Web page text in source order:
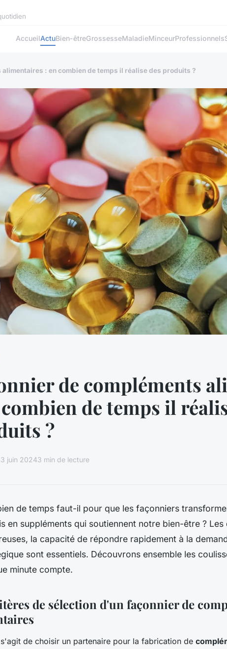
AccueilActuBien-êtreGrossesseMaladieMinceurProfessionnels
alimentaires : en combien de temps il réalise des produits ?
de compléments
de temps il
?
3 juin 20243 min de lecture
de temps faut-il pour que les façonniers
en suppléments qui soutiennent notre bien-être ?
la capacité de répondre rapidement à la
sont essentiels. Découvrons ensemble les
minute compte.
de sélection d'un façonnier de
de choisir un partenaire pour la fabrication de